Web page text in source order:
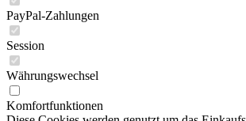
PayPal-Zahlungen
Session
Währungswechsel
Komfortfunktionen